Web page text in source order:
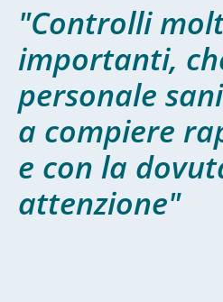
"Controlli
importanti,
personale
a compiere
e con la
attenzione"